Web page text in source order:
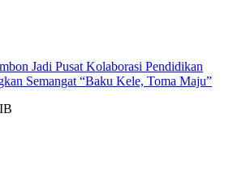
Jadi Pusat Kolaborasi Pendidikan
Semangat “Baku Kele, Toma Maju”